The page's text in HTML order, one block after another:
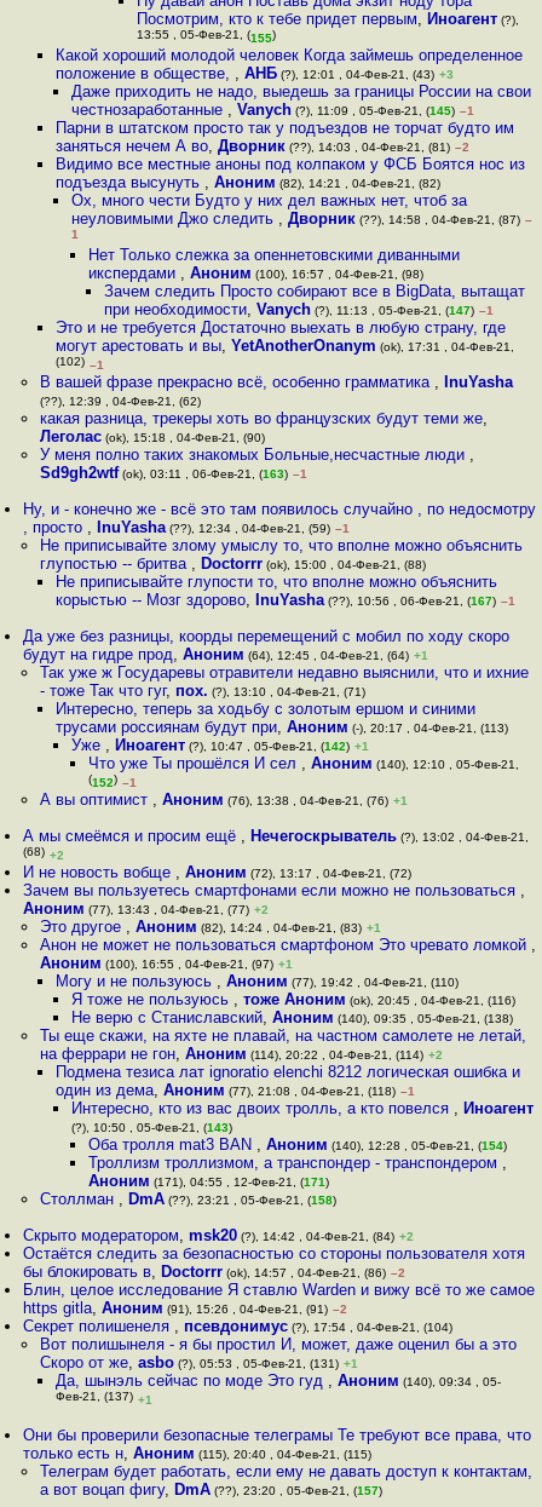
Посмотрим, кто к тебе придет первым, Иноагент(?),
13:55 , 05-Фев-21, (155)
Какой хороший молодой человек Когда займешь определенное
положение в обществе, , АНБ(?), 12:01 , 04-Фев-21, (43) +3
Даже приходить не надо, выедешь за границы России на свои
честнозаработанные ,Vanych (?), 11:09 , 05-Фев-21, (145) –1
Парни в штатском просто так у подъездов не торчат будто им
заняться нечем А во, Дворник(??), 14:03 , 04-Фев-21, (81) –2
Видимо все местные аноны под колпаком у ФСБ Боятся нос из
подъезда высунуть , Аноним (82), 14:21 , 04-Фев-21, (82)
Ох, много чести Будто у них дел важных нет, чтоб за
неуловимыми Джо следить ,Дворник (??), 14:58 , 04-Фев-21, (87) –
1
Нет Только слежка за опеннетовскими диванными
икспердами , Аноним (100), 16:57 , 04-Фев-21, (98)
Зачем следить Просто собирают все в BigData, вытащат
при необходимости, Vanych(?), 11:13 , 05-Фев-21, (147) –1
Это и не требуется Достаточно выехать в любую страну, где
могут арестовать и вы, YetAnotherOnanym (ok), 17:31 , 04-Фев-21,
(102) –1
В вашей фразе прекрасно всё, особенно грамматика , InuYasha
(??), 12:39 , 04-Фев-21, (62)
какая разница, трекеры хоть во французских будут теми же,
Леголас(ok), 15:18 , 04-Фев-21, (90)
У меня полно таких знакомых Больные,несчастные люди ,
Sd9gh2wtf(ok), 03:11 , 06-Фев-21, (163) –1
Ну, и - конечно же - всё это там появилось случайно , по недосмотру
, просто , InuYasha (??), 12:34 , 04-Фев-21, (59) –1
Не приписывайте злому умыслу то, что вполне можно объяснить
глупостью -- бритва , Doctorrr(ok), 15:00 , 04-Фев-21, (88)
Не приписывайте глупости то, что вполне можно объяснить
корыстью -- Мозг здорово, InuYasha(??), 10:56 , 06-Фев-21, (167) –1
Да уже без разницы, коорды перемещений с мобил по ходу скоро
будут на гидре прод,Аноним (64), 12:45 , 04-Фев-21, (64) +1
Так уже ж Государевы отравители недавно выяснили, что и ихние
- тоже Так что гуг, пох. (?), 13:10 , 04-Фев-21, (71)
Интересно, теперь за ходьбу с золотым ершом и синими
трусами россиянам будут при, Аноним (-), 20:17 , 04-Фев-21, (113)
Уже , Иноагент (?), 10:47 , 05-Фев-21, (142) +1
Что уже Ты прошёлся И сел , Аноним (140), 12:10 , 05-Фев-21,
(152) –1
А вы оптимист , Аноним (76), 13:38 , 04-Фев-21, (76) +1
А мы смеёмся и просим ещё , Нечегоскрыватель (?), 13:02 , 04-Фев-21,
(68) +2
И не новость вобще ,Аноним (72), 13:17 , 04-Фев-21, (72)
Зачем вы пользуетесь смартфонами если можно не пользоваться ,
Аноним (77), 13:43 , 04-Фев-21, (77) +2
Это другое , Аноним (82), 14:24 , 04-Фев-21, (83) +1
Анон не может не пользоваться смартфоном Это чревато ломкой ,
Аноним (100), 16:55 , 04-Фев-21, (97) +1
Могу и не пользуюсь , Аноним (77), 19:42 , 04-Фев-21, (110)
Я тоже не пользуюсь ,тоже Аноним (ok), 20:45 , 04-Фев-21, (116)
Не верю с Станиславский,Аноним (140), 09:35 , 05-Фев-21, (138)
Ты еще скажи, на яхте не плавай, на частном самолете не летай,
на феррари не гон, Аноним (114), 20:22 , 04-Фев-21, (114) +2
Подмена тезиса лат ignoratio elenchi 8212 логическая ошибка и
один из дема, Аноним (77), 21:08 , 04-Фев-21, (118) –1
Интересно, кто из вас двоих тролль, а кто повелся , Иноагент
(?), 10:50 , 05-Фев-21, (143)
Оба тролля mat3 BAN , Аноним (140), 12:28 , 05-Фев-21, (154)
Троллизм троллизмом, а транспондер - транспондером ,
Аноним (171), 04:55 , 12-Фев-21, (171)
Столлман , DmA(??), 23:21 , 05-Фев-21, (158)
Скрыто модератором,msk20 (?), 14:42 , 04-Фев-21, (84) +2
Остаётся следить за безопасностью со стороны пользователя хотя
бы блокировать в, Doctorrr (ok), 14:57 , 04-Фев-21, (86) –2
Блин, целое исследование Я ставлю Warden и вижу всё то же самое
https gitla,Аноним (91), 15:26 , 04-Фев-21, (91) –2
Секрет полишенеля , псевдонимус (?), 17:54 , 04-Фев-21, (104)
Вот полишынеля - я бы простил И, может, даже оценил бы а это
Скоро от же, asbo(?), 05:53 , 05-Фев-21, (131) +1
Да, шынэль сейчас по моде Это гуд , Аноним (140), 09:34 , 05-
Фев-21, (137) +1
Они бы проверили безопасные телеграмы Те требуют все права, что
только есть н,Аноним (115), 20:40 , 04-Фев-21, (115)
Телеграм будет работать, если ему не давать доступ к контактам,
а вот воцап фигу, DmA(??), 23:20 , 05-Фев-21, (157)